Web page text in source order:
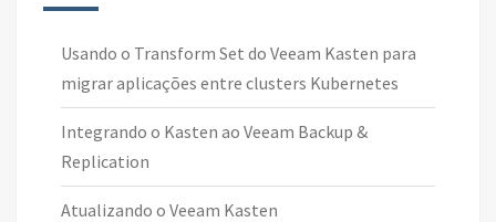
Usando o Transform Set do Veeam Kasten para
migrar aplicações entre clusters Kubernetes
Integrando o Kasten ao Veeam Backup &
Replication
Atualizando o Veeam Kasten